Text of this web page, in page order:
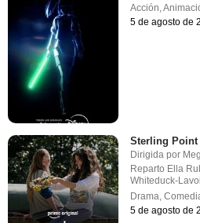
Acción,
5 de agosto de
Sterling Point
Dirigida por
Reparto Ella
Whiteduck-
Drama ,
5 de agosto de